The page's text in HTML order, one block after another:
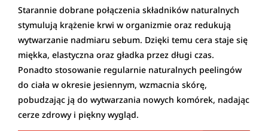
Starannie dobrane połączenia składników naturalnych
stymulują krążenie krwi w organizmie oraz redukują
wytwarzanie nadmiaru sebum. Dzięki temu cera staje się
miękka, elastyczna oraz gładka przez długi czas.
Ponadto stosowanie regularnie naturalnych peelingów
do ciała w okresie jesiennym, wzmacnia skórę,
pobudzając ją do wytwarzania nowych komórek, nadając
cerze zdrowy i piękny wygląd.